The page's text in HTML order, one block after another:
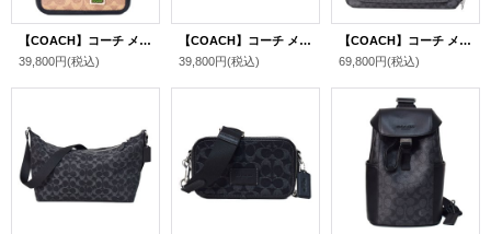
【COACH】コーチ メンズ バッグ コーティングキャンバス レザー シグネチャー ワッペン パッチ ロゴ サリバン クロスボディー 斜め掛け ショルダーバッグ タンマルチ〔日本未発売〕
39,800円(税込)
【COACH】コーチ メンズ バッグ コーティングキャンバス レザー シグネチャー ワーナー クロスボディ 2WAY 斜め掛け クラッチ ショルダーバッグ チャコール×ブラック〔日本未発売〕
39,800円(税込)
【COACH】コーチ メンズ バッグ コーティングキャンバス レザー シグネチャー イーサン ブリーフ ダブルジップ 2WAY ビジネス キャリーフック ショルダーバッグ チャコール×ブラック〔日本未発売〕
69,800円(税込)